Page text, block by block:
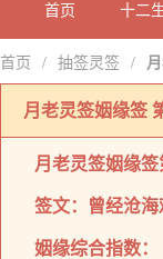
首页 十二
首页 / 抽签灵签 /
月老灵签姻缘签
月老灵签姻缘签
签文：曾经沧海
姻缘综合指数：